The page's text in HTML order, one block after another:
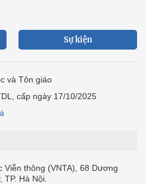
Sự kiện
và Tôn giáo
cấp ngày 17/10/2025
Viễn thông (VNTA), 68 Dương
Hà Nội.